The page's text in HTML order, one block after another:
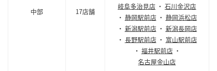
中部 17店舗
岐阜多治見店 ・ 石川金沢店
・ 静岡駅前店・ 静岡浜松店
・ 新潟駅前店・ 新潟長岡店
・ 長野駅前店・ 富山駅前店
・ 福井駅前店・
名古屋金山店